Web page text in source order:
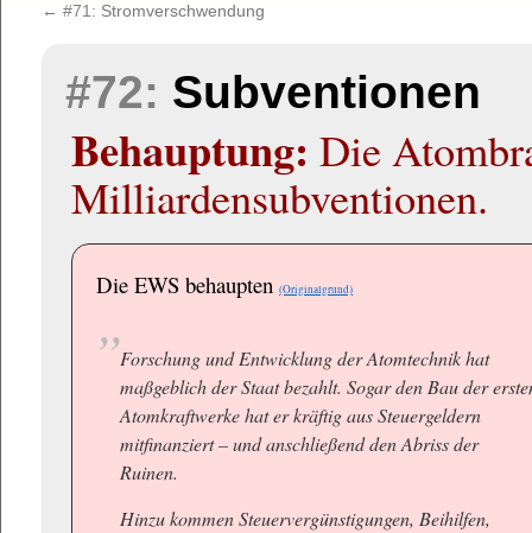
Inhalt
← #71: Stromverschwendung
#72: Subventionen
Behauptung: Die
Milliardensubventionen.
Die EWS behaupten(Originalgrund)
Forschung und Entwicklung der Atomtechnik hat
maßgeblich der Staat bezahlt. Sogar den Bau der
Atomkraftwerke hat er kräftig aus Steuergeldern
mitfinanziert – und anschließend den Abriss der
Ruinen.
Hinzu kommen Steuervergünstigungen, Beihilfen,